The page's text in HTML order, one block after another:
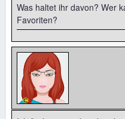
Was haltet ihr davon? Wer
Favoriten?